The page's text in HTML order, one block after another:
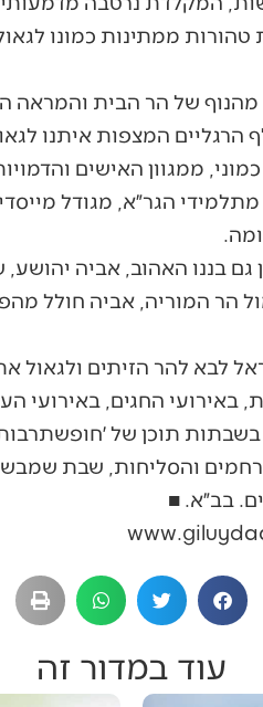
ממתינות כמונו
של הר הבית והמראה
הרגליים המצפות איתנו
ממגוון האישים
הגר״א, מגודל
הר המוריה, אביה חולל
לבא להר הזיתים ולגאול
החגים, באירועי
תוכן של
והסליחות, שבת
בב״א. ■
עוד במדור זה